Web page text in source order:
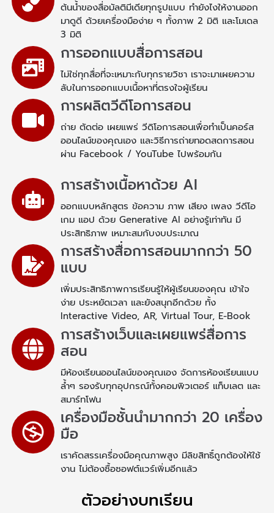
ต้นน้ำของสื่อมัลติมีเดียทุกรูปแบบ ทำยังไงให้งานออก
มาดูดี ด้วยเครื่องมือง่าย ๆ ทั้งภาพ 2 มิติ และโมเดล
3 มิติ
การออกแบบสื่อการสอน
ไม่ใช่ทุกสื่อที่จะเหมาะกับทุกรายวิชา เราจะมาเผยความ
ลับในการออกแบบเนื้อหาที่ตรงใจผู้เรียน
การผลิตวีดีโอการสอน
ถ่าย ตัดต่อ เผยแพร่ วีดิโอการสอนเพื่อทำเป็นคอร์ส
ออนไลน์ของคุณเอง และวิธีการถ่ายทอดสดการสอน
ผ่าน Facebook / YouTube ไปพร้อมกัน
การสร้างเนื้อหาด้วย AI
ออกแบบหลักสูตร ข้อความ ภาพ เสียง เพลง วีดีโอ
เกม แอป ด้วย Generative AI อย่างรู้เท่าทัน มี
ประสิทธิภาพ เหมาะสมกับงบประมาณ
การสร้างสื่อการสอนมากกว่า 50
แบบ
เพิ่มประสิทธิภาพการเรียนรู้ให้ผู้เรียนของคุณ เข้าใจ
ง่าย ประหยัดเวลา และยังสนุกอีกด้วย ทั้ง
Interactive Video, AR, Virtual Tour, E-Book
การสร้างเว็บและเผยแพร่สื่อการ
สอน
มีห้องเรียนออนไลน์ของคุณเอง จัดการห้องเรียนแบบ
ล้ำๆ รองรับทุกอุปกรณ์ทั้งคอมพิวเตอร์ แท็บเลต และ
สมาร์ทโฟน
เครื่องมือชั้นนำมากกว่า 20 เครื่อง
มือ
เราคัดสรรเครื่องมือคุณภาพสูง มีลิขสิทธิ์ถูกต้องให้ใช้
งาน ไม่ต้องซื้อซอฟต์แวร์เพิ่มอีกแล้ว
ตัวอย่างบทเรียน